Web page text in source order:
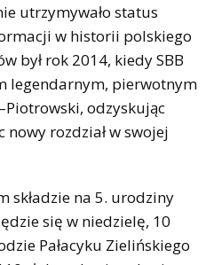
utrzymywało status
w historii polskiego
był rok 2014, kiedy SBB
legendarnym, pierwotnym
odzyskując
rozdział w swojej
składzie na 5. urodziny
się w niedzielę, 10
Pałacyku Zielińskiego